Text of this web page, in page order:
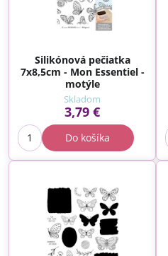
Silikónová pečiatka
7x8,5cm - Mon Essentiel -
motýle
Skladom
3,79 €
Do košíka